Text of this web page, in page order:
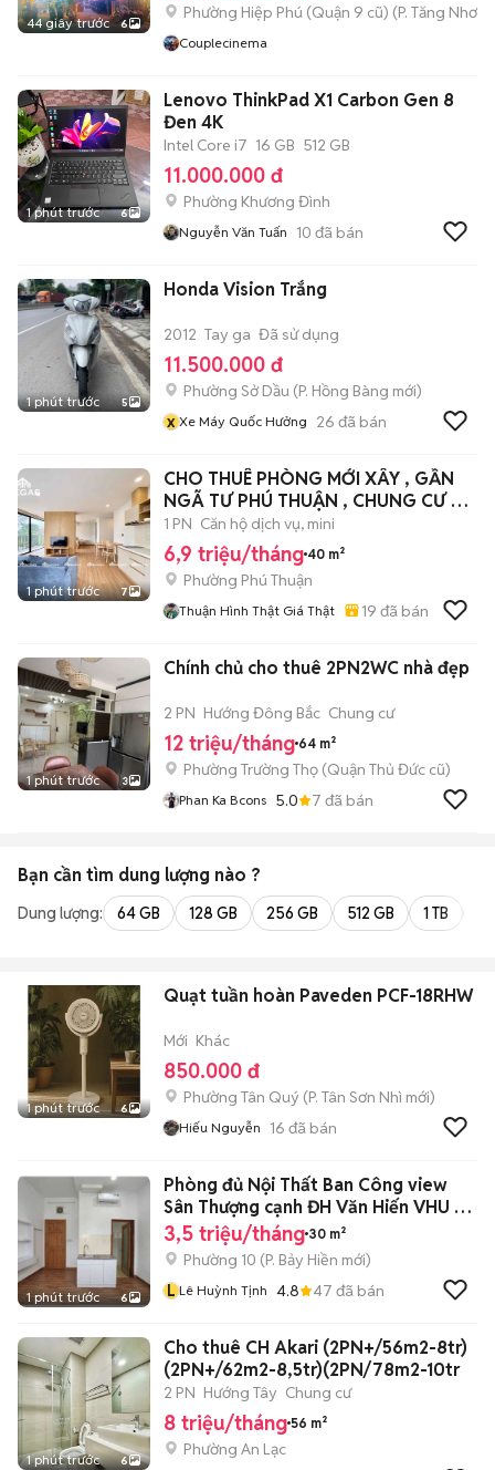
44 giây trước 6
Phường Hiệp Phú (Quận 9 cũ) (P. Tăng Nhơn
Couplecinema
1 phút trước 6
Lenovo ThinkPad X1 Carbon Gen 8
Đen 4K
Intel Core i7 16 GB 512 GB
11.000.000 đ
Phường Khương Đình
Nguyễn Văn Tuấn 10 đã bán
1 phút trước 5
Honda Vision Trắng
2012 Tay ga Đã sử dụng
11.500.000 đ
Phường Sở Dầu (P. Hồng Bàng mới)
x Xe Máy Quốc Hưởng 26 đã bán
1 phút trước 7
CHO THUÊ PHÒNG MỚI XÂY , GẦN
NGÃ TƯ PHÚ THUẬN , CHUNG CƯ Q7
RIVERSIDER
1 PN Căn hộ dịch vụ, mini
6,9 triệu/tháng 40 m²
Phường Phú Thuận
Thuận Hình Thật Giá Thật 19 đã bán
1 phút trước 3
Chính chủ cho thuê 2PN2WC nhà đẹp
2 PN Hướng Đông Bắc Chung cư
12 triệu/tháng 64 m²
Phường Trường Thọ (Quận Thủ Đức cũ)
Phan Ka Bcons 5.0 7 đã bán
Bạn cần tìm dung lượng nào ?
Dung lượng: 64 GB 128 GB 256 GB 512 GB 1 TB
1 phút trước 6
Quạt tuần hoàn Paveden PCF-18RHW
Mới Khác
850.000 đ
Phường Tân Quý (P. Tân Sơn Nhì mới)
Hiếu Nguyễn 16 đã bán
1 phút trước 6
Phòng đủ Nội Thất Ban Công view
Sân Thượng cạnh ĐH Văn Hiến VHU 5
phút
3,5 triệu/tháng 30 m²
Phường 10 (P. Bảy Hiền mới)
L Lê Huỳnh Tịnh 4.8 47 đã bán
1 phút trước 6
Cho thuê CH Akari (2PN+/56m2-8tr)
(2PN+/62m2-8,5tr)(2PN/78m2-10tr
2 PN Hướng Tây Chung cư
8 triệu/tháng 56 m²
Phường An Lạc